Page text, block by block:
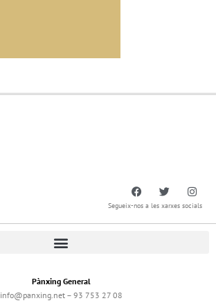
Segueix-nos a les xarxes socials
Pànxing General
info@panxing.net – 93 753 27 08